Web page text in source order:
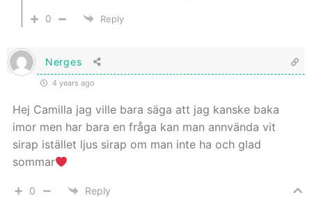
0 Reply
Nerges
4 years ago
Hej Camilla jag ville bara säga att jag kanske baka
imor men har bara en fråga kan man annvända vit
sirap istället ljus sirap om man inte ha och glad
sommar
0 Reply